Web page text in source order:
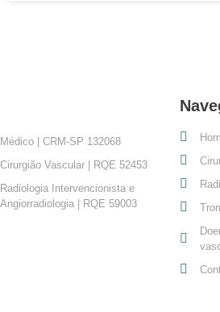
Médico | CRM-SP 132068
Cirurgião Vascular | RQE 52453
Radiologia Intervencionista e
Angiorradiologia | RQE 59003